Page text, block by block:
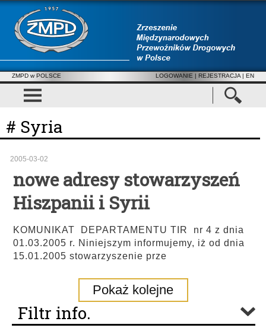
ZMPD w POLSCE LOGOWANIE | REJESTRACJA | EN
# Syria
2005-03-02
nowe adresy stowarzyszeń
Hiszpanii i Syrii
KOMUNIKAT DEPARTAMENTU TIR nr 4 z dnia
01.03.2005 r. Niniejszym informujemy, iż od dnia
15.01.2005 stowarzyszenie prze
Pokaż kolejne
Filtr info.